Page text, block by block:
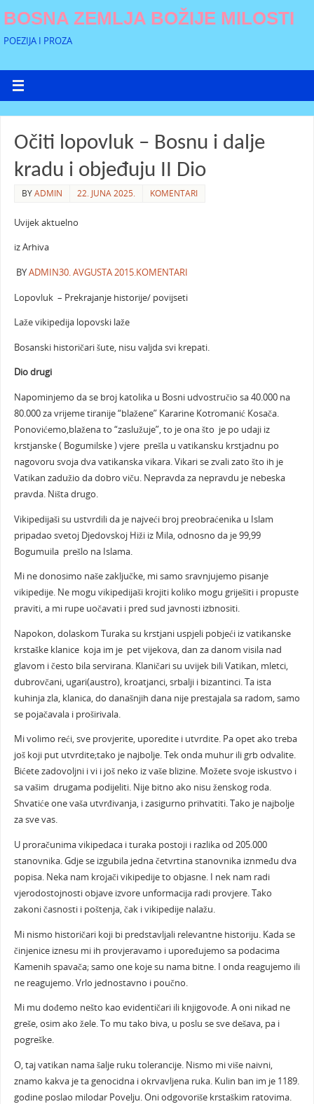
BOSNA ZEMLJA BOŽIJE MILOSTI
POEZIJA I PROZA
Očiti lopovluk – Bosnu i dalje
kradu i objeđuju II Dio
BYADMIN 22. JUNA 2025. KOMENTARI
Uvijek aktuelno
iz Arhiva
BYADMIN30. AVGUSTA 2015.KOMENTARI
Lopovluk – Prekrajanje historije/ povijseti
Laže vikipedija lopovski laže
Bosanski historičari šute, nisu valjda svi krepati.
Dio drugi
Napominjemo da se broj katolika u Bosni udvostručio sa 40.000 na
80.000 za vrijeme tiranije “blažene” Kararine Kotromanić Kosača.
Ponovićemo,blažena to “zaslužuje”, to je ona što je po udaji iz
krstjanske ( Bogumilske ) vjere prešla u vatikansku krstjadnu po
nagovoru svoja dva vatikanska vikara. Vikari se zvali zato što ih je
Vatikan zadužio da dobro viču. Nepravda za nepravdu je nebeska
pravda. Ništa drugo.
Vikipedijaši su ustvrdili da je najveći broj preobraćenika u Islam
pripadao svetoj Djedovskoj Hiži iz Mila, odnosno da je 99,99
Bogumuila prešlo na Islama.
Mi ne donosimo naše zaključke, mi samo sravnjujemo pisanje
vikipedije. Ne mogu vikipedijaši krojiti koliko mogu griješiti i propuste
praviti, a mi rupe uočavati i pred sud javnosti izbnositi.
Napokon, dolaskom Turaka su krstjani uspjeli pobjeći iz vatikanske
krstaške klanice koja im je pet vijekova, dan za danom visila nad
glavom i često bila servirana. Klaničari su uvijek bili Vatikan, mletci,
dubrovčani, ugari(austro), kroatjanci, srbalji i bizantinci. Ta ista
kuhinja zla, klanica, do današnjih dana nije prestajala sa radom, samo
se pojačavala i proširivala.
Mi volimo reći, sve provjerite, uporedite i utvrdite. Pa opet ako treba
još koji put utvrdite;tako je najbolje. Tek onda muhur ili grb odvalite.
Bićete zadovoljni i vi i još neko iz vaše blizine. Možete svoje iskustvo i
sa vašim drugama podijeliti. Nije bitno ako nisu ženskog roda.
Shvatiće one vaša utvrđivanja, i zasigurno prihvatiti. Tako je najbolje
za sve vas.
U proračunima vikipedaca i turaka postoji i razlika od 205.000
stanovnika. Gdje se izgubila jedna četvrtina stanovnika iznmeđu dva
popisa. Neka nam krojači vikipedije to objasne. I nek nam radi
vjerodostojnosti objave izvore unformacija radi provjere. Tako
zakoni časnosti i poštenja, čak i vikipedije nalažu.
Mi nismo historičari koji bi predstavljali relevantne historiju. Kada se
činjenice iznesu mi ih provjeravamo i upoređujemo sa podacima
Kamenih spavača; samo one koje su nama bitne. I onda reagujemo ili
ne reagujemo. Vrlo jednostavno i poučno.
Mi mu dođemo nešto kao evidentičari ili knjigovođe. A oni nikad ne
greše, osim ako žele. To mu tako biva, u poslu se sve dešava, pa i
pogreške.
O, taj vatikan nama šalje ruku tolerancije. Nismo mi više naivni,
znamo kakva je ta genocidna i okrvavljena ruka. Kulin ban im je 1189.
godine poslao milodar Povelju. Oni odgovoriše krstaškim ratovima.